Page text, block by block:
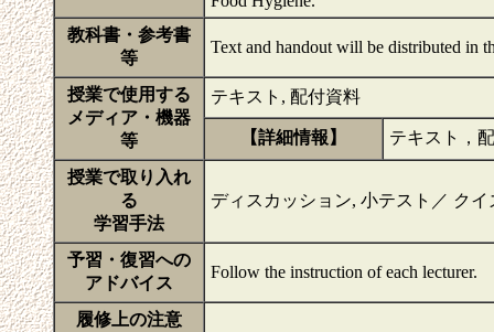
教科書・参考書
等
Text and handout will be distributed in
授業で使用する
メディア・機器
等
テキスト, 配付資料
【詳細情報】 テキスト，
授業で取り入れ
る
学習手法
ディスカッション, 小テスト／ ク
予習・復習への
アドバイス
Follow the instruction of each lecturer.
履修上の注意